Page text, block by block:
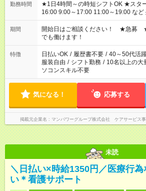
勤務時間
★1日4時間～の時短シフトOK ★スタート時間選べます！ 7:00～
16:00 9:00～17:00 11:00～19:00 など 残業なし
場合、他のお仕事と合わせ週40時間
ん ※法令に基づき、週20時間以上勤
となります ※労働者派遣法（日雇い派
短時間・短期間の就業はご案内が難し
期間
開始日はご相談ください！ ★急募
でも働けます！
特徴 日払いOK / 履歴書不要 / 40～50代活
服装自由 / シフト勤務 / 10名以上の大
ソコンスキル不要
気になる！ 応募する
掲載元企業名 マンパワーグループ株式会社 ケアサービス
未読
＼日払い×時給1350円／医療行
い＊看護サポート